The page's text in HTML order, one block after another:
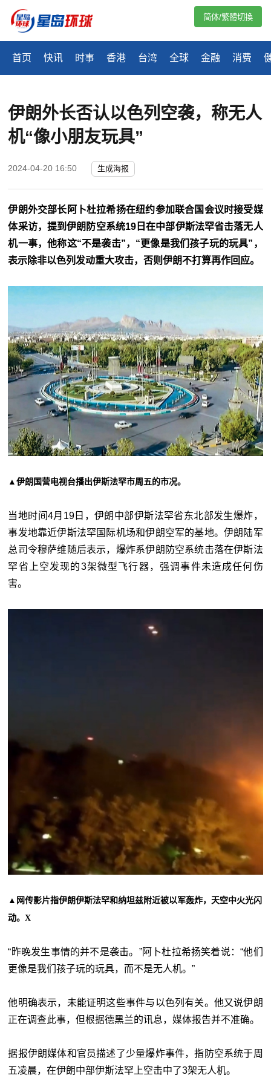
首页 快讯 时事 香港 台湾 全球 金融 消费
简体/繁體切換
伊朗外长否认以色列空袭，称无人
机“像小朋友玩具”
2024-04-20 16:50 生成海报
伊朗外交部长阿卜杜拉希扬在纽约参加联合国会议时接受媒
体采访，提到伊朗防空系统19日在中部伊斯法罕省击落无人
机一事，他称这“不是袭击”，“更像是我们孩子玩的玩具”，
表示除非以色列发动重大攻击，否则伊朗不打算再作回应。
▲伊朗国营电视台播出伊斯法罕市周五的市况。
当地时间4月19日，伊朗中部伊斯法罕省东北部发生爆炸，
事发地靠近伊斯法罕国际机场和伊朗空军的基地。伊朗陆军
总司令穆萨维随后表示，爆炸系伊朗防空系统击落在伊斯法
罕省上空发现的3架微型飞行器，强调事件未造成任何伤
害。
▲网传影片指伊朗伊斯法罕和纳坦兹附近被以军轰炸，天空中火光闪
动。X
“昨晚发生事情的并不是袭击。”阿卜杜拉希扬笑着说：“他们
更像是我们孩子玩的玩具，而不是无人机。”
他明确表示，未能证明这些事件与以色列有关。他又说伊朗
正在调查此事，但根据德黑兰的讯息，媒体报告并不准确。
据报伊朗媒体和官员描述了少量爆炸事件，指防空系统于周
五凌晨，在伊朗中部伊斯法罕上空击中了3架无人机。